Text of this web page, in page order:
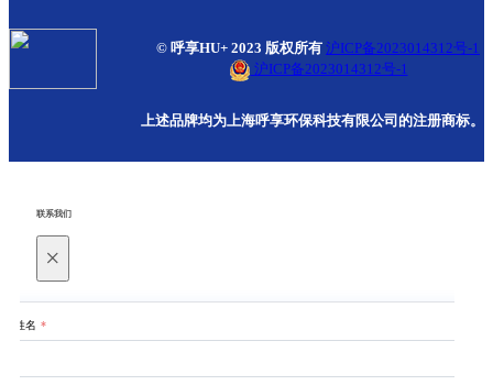
© 呼享HU+ 2023 版权所有 沪ICP备2023014312号-1
沪ICP备2023014312号-1
上述品牌均为上海呼享环保科技有限公司的注册商标。
联系我们
×
姓名 *